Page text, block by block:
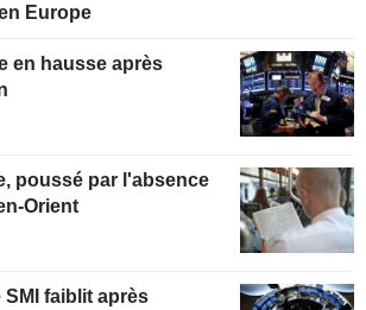
Europe
en hausse après
poussé par l'absence
Orient
faiblit après